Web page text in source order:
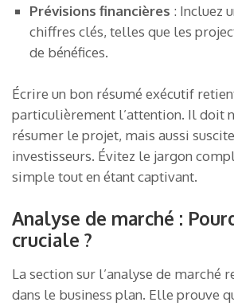
Prévisions financières : Incluez
chiffres clés, telles que les
de bénéfices.
Écrire un bon résumé exécutif
particulièrement l’attention. Il doit
résumer le projet, mais aussi
investisseurs. Évitez le jargon
simple tout en étant captivant.
Analyse de marché :
cruciale ?
La section sur l’analyse de marché
dans le business plan. Elle prouve